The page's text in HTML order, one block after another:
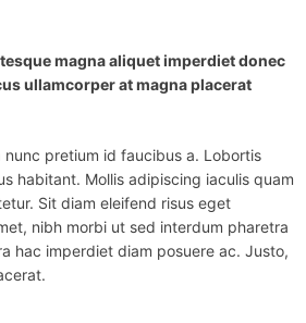
magna aliquet imperdiet donec
ullamcorper at magna placerat
nunc pretium id faucibus a. Lobortis
habitant. Mollis adipiscing iaculis quam
Sit diam eleifend risus eget
nibh morbi ut sed interdum pharetra
hac imperdiet diam posuere ac. Justo,